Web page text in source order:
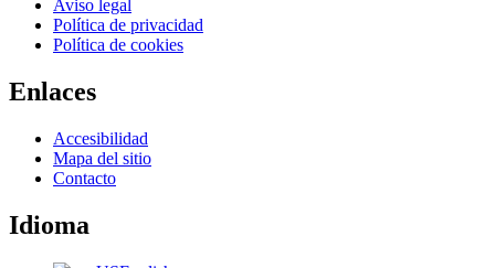
Main
Menu
Aviso legal
Política de privacidad
Política de cookies
Enlaces
Main
Menu
Accesibilidad
Mapa del sitio
Contacto
Idioma